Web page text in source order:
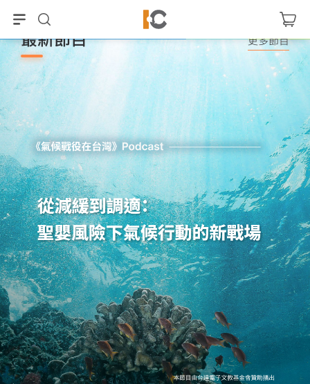
最新節目 更多節目
晚安．月亮─床邊故事
小青姐姐
打開戲箱說故事
王安祈、羅仕龍